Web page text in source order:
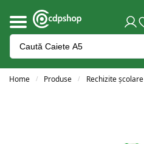
Home / Produse / Rechizite școlare